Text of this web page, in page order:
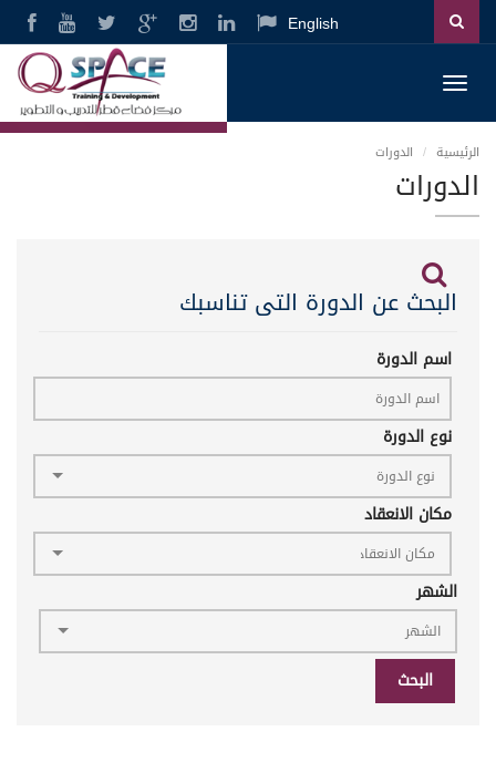
English
الرئيسية الدورات
الدورات
البحث عن الدورة التى تناسبك
اسم الدورة
نوع الدورة
مكان الانعقاد
الشهر
البحث